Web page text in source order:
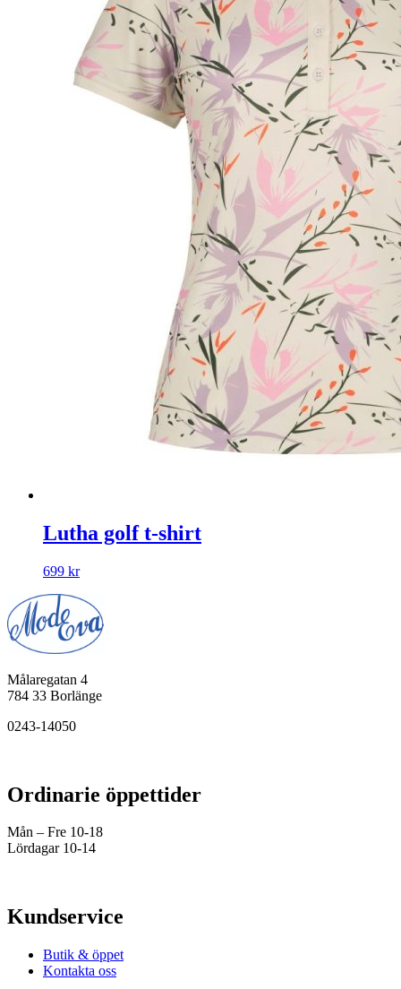
Lutha golf t-shirt
699 kr
Målaregatan 4
784 33 Borlänge
0243-14050
Ordinarie öppettider
Mån – Fre 10-18
Lördagar 10-14
Kundservice
Butik & öppet
Kontakta oss